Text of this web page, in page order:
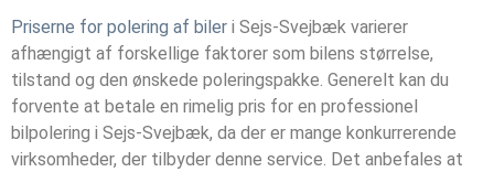
Priserne for polering af biler i Sejs-Svejbæk varierer
afhængigt af forskellige faktorer som bilens størrelse,
tilstand og den ønskede poleringspakke. Generelt kan du
forvente at betale en rimelig pris for en professionel
bilpolering i Sejs-Svejbæk, da der er mange konkurrerende
virksomheder, der tilbyder denne service. Det anbefales at